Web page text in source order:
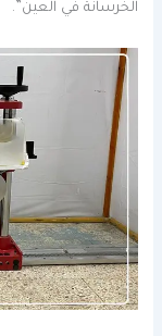
الخرسانة في العين”.